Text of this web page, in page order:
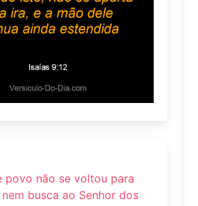
povo não se voltou para
busca ao Senhor dos